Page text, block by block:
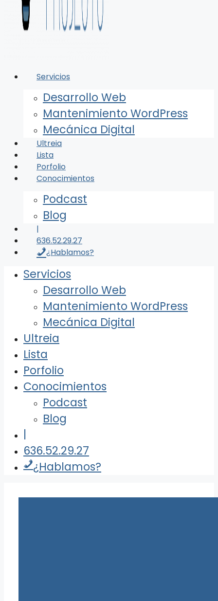
Servicios
Desarrollo Web
Mantenimiento WordPress
Mecánica Digital
Ultreia
Lista
Porfolio
Conocimientos
Podcast
Blog
|
636.52.29.27
¿Hablamos?
Servicios
Desarrollo Web
Mantenimiento WordPress
Mecánica Digital
Ultreia
Lista
Porfolio
Conocimientos
Podcast
Blog
|
636.52.29.27
¿Hablamos?